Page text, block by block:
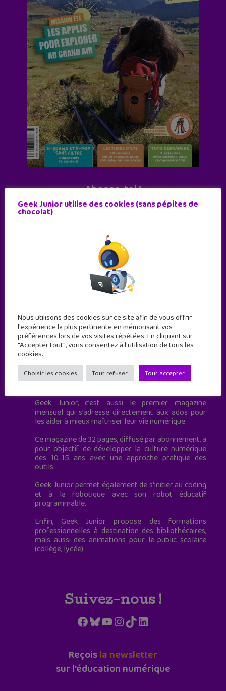
Abonne-toi !
11 numéros par an
JE M'ABONNE !
Geek Junior est le premier site de culture numérique
à destination des adolescents.
Geek Junior, c’est aussi le premier magazine
mensuel qui s’adresse directement aux ados pour
les aider à mieux maîtriser leur vie numérique.
Ce magazine de 32 pages, diffusé par abonnement, a
pour objectif de développer la culture numérique
des 10-15 ans avec une approche pratique des
outils.
Geek Junior permet également de s'initier au coding
et à la robotique avec son robot éducatif
programmable.
Enfin, Geek Junior propose des formations
professionnelles à destination des bibliothécaires,
mais aussi des animations pour le public scolaire
(collège, lycée).
Suivez-nous !
Facebook
Bluesky
YouTube
Instagram
TikTokLinkedIn
Reçoisla newsletter
sur l'éducation numérique
Geek Junior utilise des cookies (sans pépites de
chocolat)
Nous utilisons des cookies sur ce site afin de vous offrir
l'expérience la plus pertinente en mémorisant vos
préférences lors de vos visites répétées. En cliquant sur
"Accepter tout", vous consentez à l'utilisation de tous les
cookies.
Choisir les cookies Tout refuser Tout accepter